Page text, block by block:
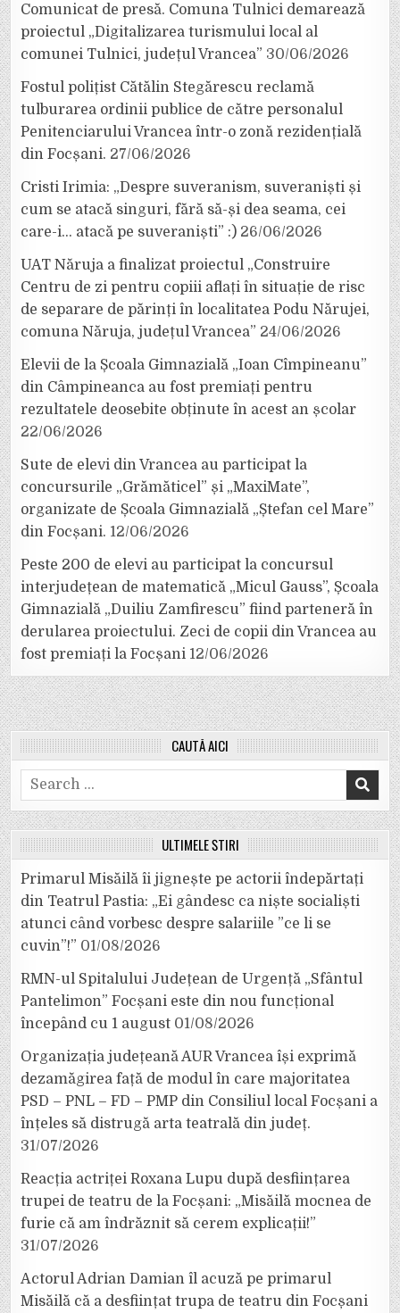
Comunicat de presă. Comuna Tulnici demarează
proiectul „Digitalizarea turismului local al
comunei Tulnici, județul Vrancea” 30/06/2026
Fostul polițist Cătălin Stegărescu reclamă
tulburarea ordinii publice de către personalul
Penitenciarului Vrancea într-o zonă rezidențială
din Focșani. 27/06/2026
Cristi Irimia: „Despre suveranism, suveraniști și
cum se atacă singuri, fără să-și dea seama, cei
care-i… atacă pe suveraniști” :) 26/06/2026
UAT Năruja a finalizat proiectul „Construire
Centru de zi pentru copiii aflați în situație de risc
de separare de părinți în localitatea Podu Nărujei,
comuna Năruja, județul Vrancea” 24/06/2026
Elevii de la Școala Gimnazială „Ioan Cîmpineanu”
din Câmpineanca au fost premiați pentru
rezultatele deosebite obținute în acest an școlar
22/06/2026
Sute de elevi din Vrancea au participat la
concursurile „Grămăticel” și „MaxiMate”,
organizate de Școala Gimnazială „Ștefan cel Mare”
din Focșani. 12/06/2026
Peste 200 de elevi au participat la concursul
interjudețean de matematică „Micul Gauss”, Școala
Gimnazială „Duiliu Zamfirescu” fiind parteneră în
derularea proiectului. Zeci de copii din Vrancea au
fost premiați la Focșani 12/06/2026
CAUTĂ AICI
Search
for:
ULTIMELE ȘTIRI
Primarul Misăilă îi jignește pe actorii îndepărtați
din Teatrul Pastia: „Ei gândesc ca niște socialiști
atunci când vorbesc despre salariile ”ce li se
cuvin”!” 01/08/2026
RMN-ul Spitalului Județean de Urgență „Sfântul
Pantelimon” Focșani este din nou funcțional
începând cu 1 august 01/08/2026
Organizația județeană AUR Vrancea își exprimă
dezamăgirea față de modul în care majoritatea
PSD – PNL – FD – PMP din Consiliul local Focșani a
înțeles să distrugă arta teatrală din județ.
31/07/2026
Reacția actriței Roxana Lupu după desființarea
trupei de teatru de la Focșani: „Misăilă mocnea de
furie că am îndrăznit să cerem explicații!”
31/07/2026
Actorul Adrian Damian îl acuză pe primarul
Misăilă că a desființat trupa de teatru din Focșani